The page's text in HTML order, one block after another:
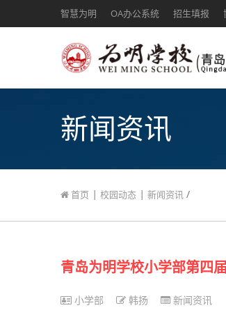
智慧为明 OA办公系统 招生填报
新闻资讯
首页 | 校园动态 | 新闻资讯 /
青岛为明学校小学部第四
小学部 韩扬 新闻资讯